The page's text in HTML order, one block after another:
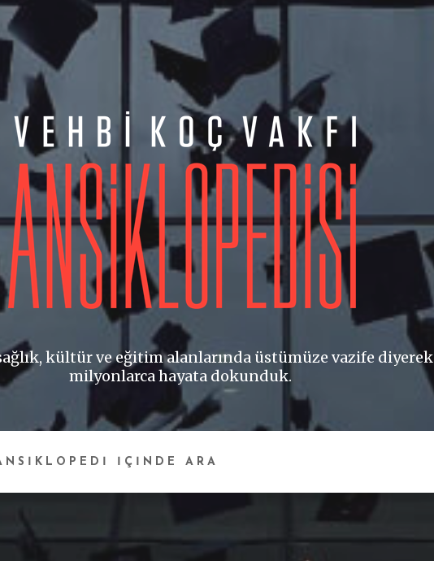
kültür ve eğitim alanlarında üstümüze vazife diyerek
milyonlarca hayata dokunduk.